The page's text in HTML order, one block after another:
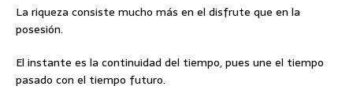
La riqueza consiste mucho más en el disfrute que en la
posesión.
El instante es la continuidad del tiempo, pues une el tiempo
pasado con el tiempo futuro.